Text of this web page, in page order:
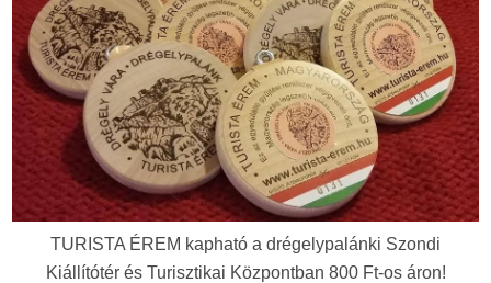
TURISTA ÉREM kapható a drégelypalánki Szondi
Kiállítótér és Turisztikai Központban 800 Ft-os áron!